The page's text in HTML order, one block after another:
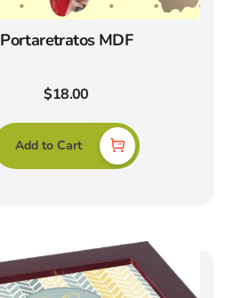
Portaretratos MDF
$18.00
Add to Cart